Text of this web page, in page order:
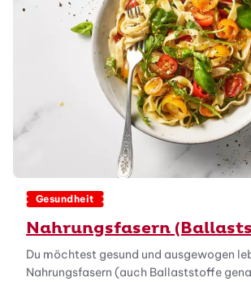
Gesundheit
Nahrungsfasern
Du möchtest gesund und ausgewogen
Nahrungsfasern (auch Ballaststoffe